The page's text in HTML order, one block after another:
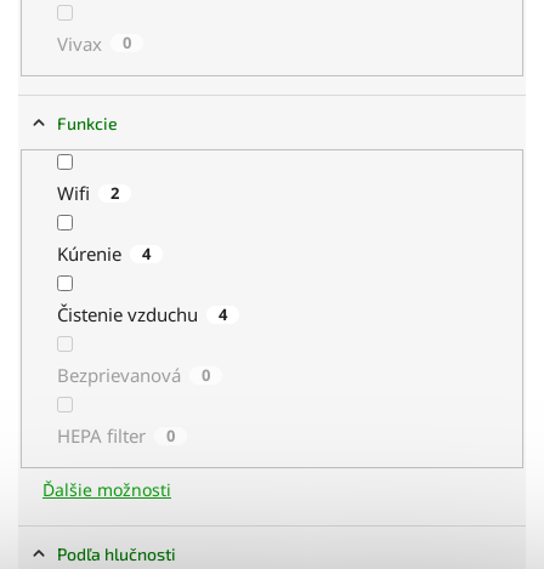
Vivax 0
Funkcie
Wifi 2
Kúrenie 4
Čistenie vzduchu 4
Bezprievanová 0
HEPA filter 0
Ďalšie možnosti
Podľa hlučnosti